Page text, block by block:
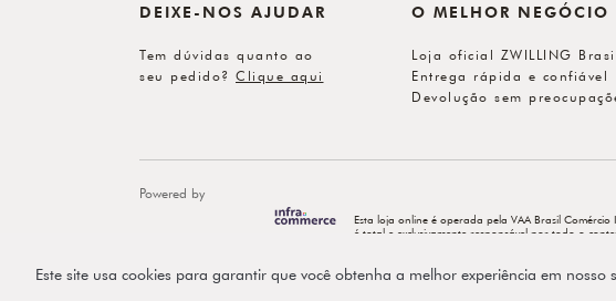
Este site usa cookies para garantir que você obtenha a melhor experiência em nosso
DEIXE-NOS AJUDAR
Tem dúvidas quanto ao
seu pedido? Clique aqui
O MELHOR NEGÓCIO
Loja oficial ZWILLING
Entrega rápida e confiável
Devolução sem
Powered by
Esta loja online é operada pela VAA Brasil
é total e exclusivamente responsável por todo o